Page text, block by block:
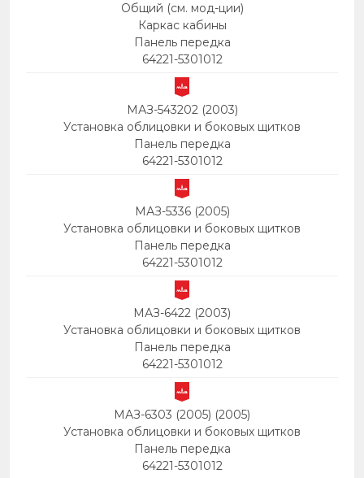
Общий (см. мод-ции)
Каркас кабины
Панель передка
64221-5301012
МАЗ-543202 (2003)
Установка облицовки и боковых щитков
Панель передка
64221-5301012
МАЗ-5336 (2005)
Установка облицовки и боковых щитков
Панель передка
64221-5301012
МАЗ-6422 (2003)
Установка облицовки и боковых щитков
Панель передка
64221-5301012
МАЗ-6303 (2005) (2005)
Установка облицовки и боковых щитков
Панель передка
64221-5301012